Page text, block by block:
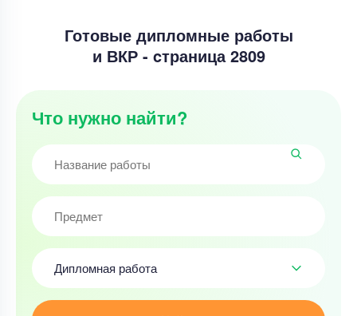
Готовые дипломные работы
и ВКР - cтраница 2809
Что нужно найти?
Дипломная работа